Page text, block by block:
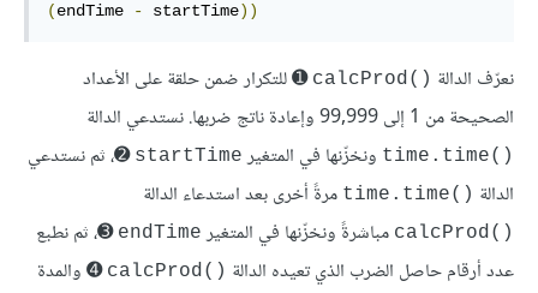
(endTime - startTime))
نعرّف الدالة calcProd()‎ ➊ للتكرار ضمن حلقة على الأعداد
الصحيحة من 1 إلى 99,999 وإعادة ناتج ضربها. نستدعي الدالة
time.time()‎ ونخزّنها في المتغير startTime ➋، ثم نستدعي
الدالة time.time()‎ مرةً أخرى بعد استدعاء الدالة
calcProd()‎ مباشرةً ونخزّنها في المتغير endTime ➌، ثم نطبع
عدد أرقام حاصل الضرب الذي تعيده الدالة calcProd()‎ ➍ والمدة